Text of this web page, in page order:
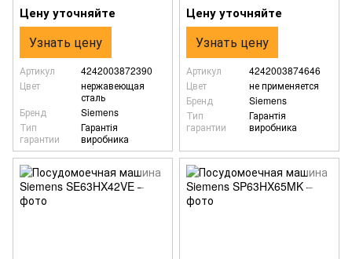
Цену уточняйте
Узнать цену
Артикул
4242003872390
Цвет
нержавеющая
сталь
Бренд
Siemens
Тип
гарантии
Гарантія
виробника
Цену уточняйте
Узнать цену
Артикул
4242003874646
Цвет
не применяется
Бренд
Siemens
Тип
гарантии
Гарантія
виробника